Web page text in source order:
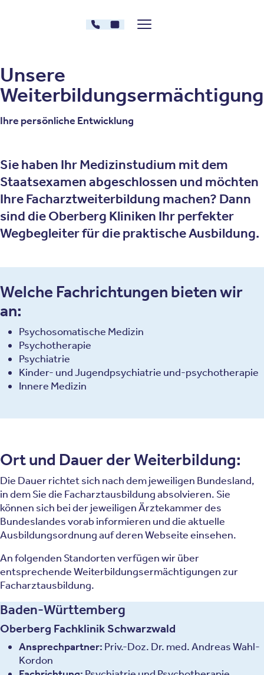
030 - 26478607
Kontakt
Menü zeigen/verstecken
Unsere
Ihre persönliche Entwicklung
Sie haben Ihr Medizinstudium mit dem
Staatsexamen abgeschlossen und möchten
Ihre Facharztweiterbildung machen? Dann
sind die Oberberg Kliniken Ihr perfekter
Wegbegleiter für die praktische Ausbildung.
Welche Fachrichtungen bieten wir
an:
Psychosomatische Medizin
Psychotherapie
Psychiatrie
Kinder- und Jugendpsychiatrie und-psychotherapie
Innere Medizin
Ort und Dauer der Weiterbildung:
Die Dauer richtet sich nach dem jeweiligen Bundesland,
in dem Sie die Facharztausbildung absolvieren. Sie
können sich bei der jeweiligen Ärztekammer des
Bundeslandes vorab informieren und die aktuelle
Ausbildungsordnung auf deren Webseite einsehen.
An folgenden Standorten verfügen wir über
entsprechende Weiterbildungsermächtigungen zur
Facharztausbildung.
Baden-Württemberg
Oberberg Fachklinik Schwarzwald
Ansprechpartner: Priv.-Doz. Dr. med. Andreas Wahl-
Kordon